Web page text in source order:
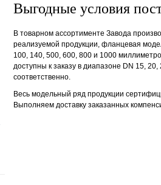
Выгодные условия
В товарном ассортименте Завода
реализуемой продукции, фланцевая
100, 140, 500, 600, 800 и 1000
доступны к заказу в диапазоне DN 15,
соответственно.
Весь модельный ряд продукции
Выполняем доставку заказанных